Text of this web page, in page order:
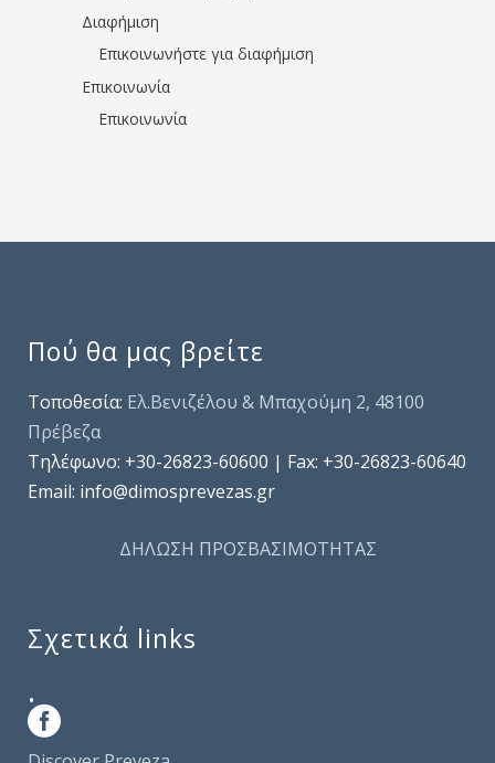
Διαφήμιση
Επικοινωνήστε για διαφήμιση
Επικοινωνία
Επικοινωνία
Πού θα μας βρείτε
Τοποθεσία: Ελ.Βενιζέλου & Μπαχούμη 2, 48100
Πρέβεζα
Τηλέφωνo: +30-26823-60600 | Fax: +30-26823-60640
Email: info@dimosprevezas.gr
ΔΗΛΩΣΗ ΠΡΟΣΒΑΣΙΜΟΤΗΤΑΣ
Σχετικά links
.